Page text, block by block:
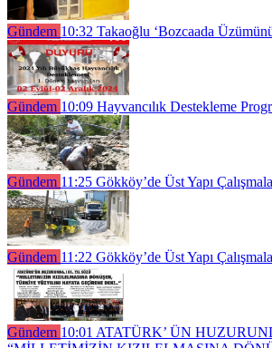
Gündem 10:32 Takaoğlu ‘Bozcaada
Gündem 10:09 Hayvancılık Destekleme
Gündem 11:25 Gökköy’de Üst Yapı
Gündem 11:22 Gökköy’de Üst Yapı
Gündem 10:01 ATATÜRK’ ÜN